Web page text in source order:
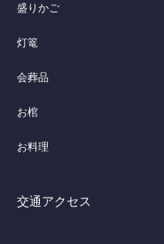
盛りかご
灯篭
会葬品
お棺
お料理
交通アクセス